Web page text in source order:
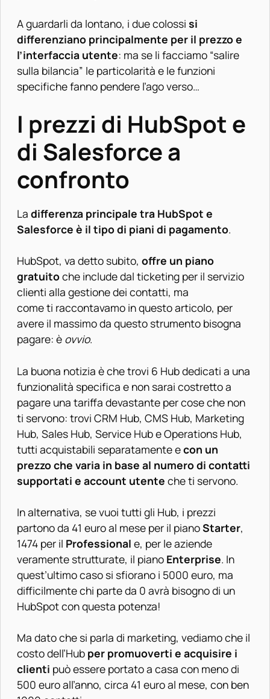
A guardarli da lontano, i due colossi si
differenziano principalmente per il prezzo e
l’interfaccia utente: ma se li facciamo “salire
sulla bilancia” le particolarità e le funzioni
specifiche fanno pendere l’ago verso…
I prezzi di HubSpot e
di Salesforce a
confronto
La differenza principale tra HubSpot e
Salesforce è il tipo di piani di pagamento.
HubSpot, va detto subito, offre un piano
gratuitoche include dal ticketing per il servizio
clienti alla gestione dei contatti, ma
come ti raccontavamo in questo articolo, per
avere il massimo da questo strumento bisogna
pagare: è ovvio.
La buona notizia è che trovi 6 Hub dedicati a una
funzionalità specifica e non sarai costretto a
pagare una tariffa devastante per cose che non
ti servono: trovi CRM Hub, CMS Hub, Marketing
Hub, Sales Hub, Service Hub e Operations Hub,
tutti acquistabili separatamenteecon un
prezzo che varia in base al numero di contatti
supportati e account utente che ti servono.
In alternativa, se vuoi tutti gli Hub, i prezzi
partono da 41 euro al mese per il pianoStarter,
1474 per il Professional e, per le aziende
veramente strutturate, il piano Enterprise. In
quest’ultimo caso si sfiorano i 5000 euro, ma
difficilmente chi parte da 0 avrà bisogno di un
HubSpot con questa potenza!
Ma dato che si parla di marketing, vediamo che il
costo dell’Hub per promuoverti e acquisire i
clienti può essere portato a casa con meno di
500 euro all’anno, circa 41 euro al mese, con ben